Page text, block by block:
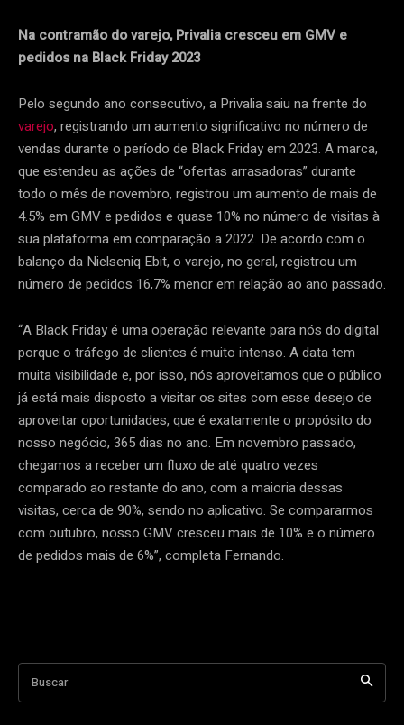
Na contramão do varejo, Privalia cresceu em GMV e
pedidos na Black Friday 2023
Pelo segundo ano consecutivo, a Privalia saiu na frente do
varejo, registrando um aumento significativo no número de
vendas durante o período de Black Friday em 2023. A marca,
que estendeu as ações de “ofertas arrasadoras” durante
todo o mês de novembro, registrou um aumento de mais de
4.5% em GMV e pedidos e quase 10% no número de visitas à
sua plataforma em comparação a 2022. De acordo com o
balanço da Nielseniq Ebit, o varejo, no geral, registrou um
número de pedidos 16,7% menor em relação ao ano passado.
“A Black Friday é uma operação relevante para nós do digital
porque o tráfego de clientes é muito intenso. A data tem
muita visibilidade e, por isso, nós aproveitamos que o público
já está mais disposto a visitar os sites com esse desejo de
aproveitar oportunidades, que é exatamente o propósito do
nosso negócio, 365 dias no ano. Em novembro passado,
chegamos a receber um fluxo de até quatro vezes
comparado ao restante do ano, com a maioria dessas
visitas, cerca de 90%, sendo no aplicativo. Se compararmos
com outubro, nosso GMV cresceu mais de 10% e o número
de pedidos mais de 6%”, completa Fernando.
Buscar